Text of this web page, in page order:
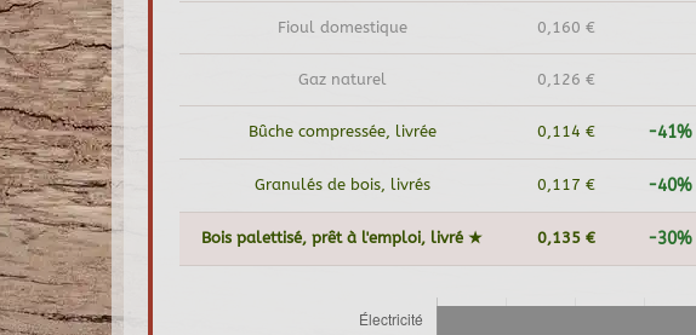
Fioul domestique 0,160 €
Gaz naturel 0,126 €
Bûche compressée, livrée 0,114 € -41%
Granulés de bois, livrés 0,117 € -40%
Bois palettisé, prêt à l'emploi, livré ★ 0,135 € -30%